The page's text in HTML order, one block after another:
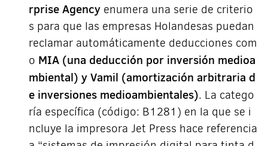
rprise Agencyenumera una serie de criterio
s para que las empresas Holandesas puedan
reclamar automáticamente deducciones com
o MIA (una deducción por inversión medioa
mbiental) y Vamil (amortización arbitraria d
e inversiones medioambientales). La catego
ría específica (código: B1281) en la que se i
ncluye la impresora Jet Press hace referencia